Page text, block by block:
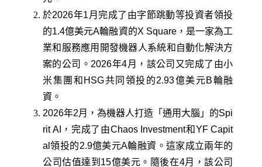
於2026年1月完成了由字節跳動等投資者領投
的1.4億美元A輪融資的X Square，是一家為工
業和服務應用開發機器人系統和自動化解決方
案的公司。2026年4月，該公司又完成了由小
米集團和HSG共同領投的2.93億美元B輪融
資。
2026年2月，為機器人打造「通用大腦」的Spi
rit AI，完成了由Chaos Investment和YF Capit
al領投的2.9億美元A輪融資。這家成立兩年的
公司估值達到15億美元。隨後在4月，該公司